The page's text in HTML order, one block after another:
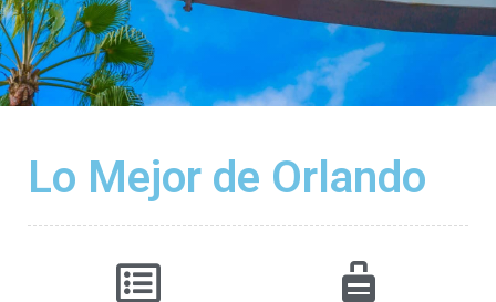
Lo Mejor de Orlando